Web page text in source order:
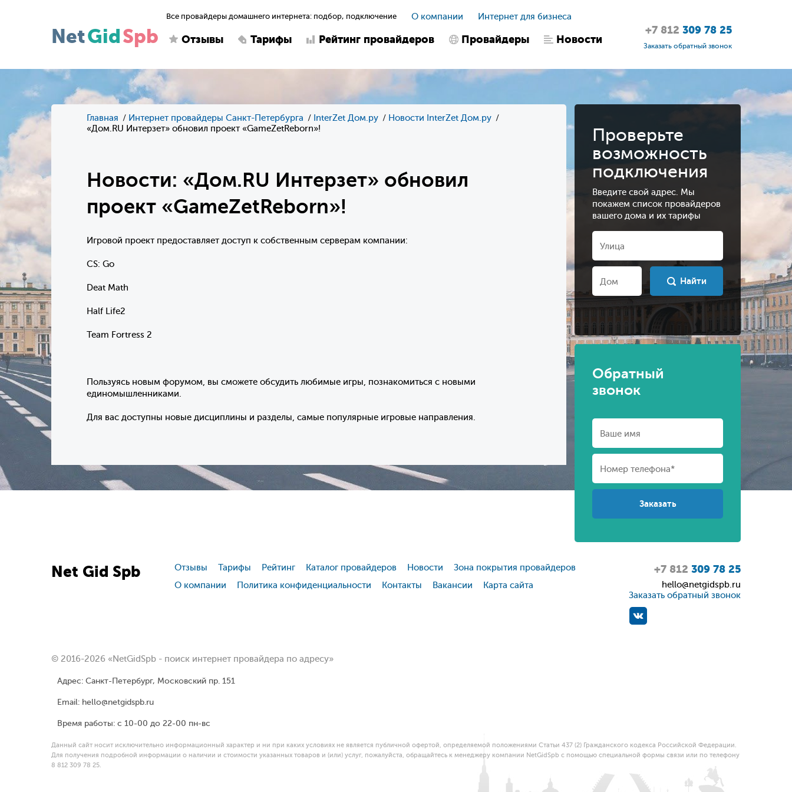
NetGidSpb
Все провайдеры домашнего интернета: подбор, подключение О компании Интернет для бизнеса
Отзывы Тарифы Рейтинг провайдеров Провайдеры Новости
+7 812 309 78 25
Заказать обратный звонок
Главная Интернет провайдеры Санкт-Петербурга InterZet Дом.ру
Новости InterZet Дом.ру
«Дом.RU Интерзет» обновил проект «GameZetReborn»!
Новости: «Дом.RU Интерзет» обновил
проект «GameZetReborn»!
Игровой проект предоставляет доступ к собственным серверам компании:
CS: Go
Deat Math
Half Life2
Team Fortress 2
Пользуясь новым форумом, вы сможете обсудить любимые игры, познакомиться с новыми
единомышленниками.
Для вас доступны новые дисциплины и разделы, самые популярные игровые направления.
Проверьте
возможность
подключения
Введите свой адрес. Мы
покажем список провайдеров
вашего дома и их тарифы
Найти
Обратный
звонок
Net Gid Spb +7 812 309 78 25
hello@netgidspb.ru
Заказать обратный звонок
Отзывы Тарифы Рейтинг Каталог провайдеров Новости
Зона покрытия провайдеров
О компании
Политика конфиденциальности Контакты Вакансии Карта сайта
© 2016-2026 «NetGidSpb - поиск интернет провайдера по адресу»
Адрес: Санкт-Петербург, Московский пр. 151
Email: hello@netgidspb.ru
Время работы: с 10-00 до 22-00 пн-вс
Данный сайт носит исключительно информационный характер и ни при каких условиях не является публичной офертой, определяемой положениями Статьи 437 (2) Гражданского кодекса Российской Федерации.
Для получения подробной информации о наличии и стоимости указанных товаров и (или) услуг, пожалуйста, обращайтесь к менеджеру компании NetGidSpb с помощью специальной формы связи или по телефону
8 812 309 78 25.